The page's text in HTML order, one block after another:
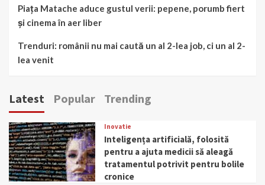
Piața Matache aduce gustul verii: pepene, porumb fiert
și cinema în aer liber
Trenduri: românii nu mai caută un al 2-lea job, ci un al 2-
lea venit
Latest Popular Trending
Inovatie
Inteligența artificială, folosită
pentru a ajuta medicii să aleagă
tratamentul potrivit pentru bolile
cronice